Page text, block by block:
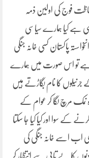
فوج کی اولین ذمہ
ہے کیا ہمارے سیاسی
پاکستان کسی خانہ جنگی
ہے تو اس صورت میں ہمارے
جرنیلوں کا نام بگاڑتے ہیں
نمک مرچ لگا کر عوام کے
کے سوا اور کیا کیا جا سکتا
اب اسے خانہ جنگی کی
کا بے تابی سے انتظار کر